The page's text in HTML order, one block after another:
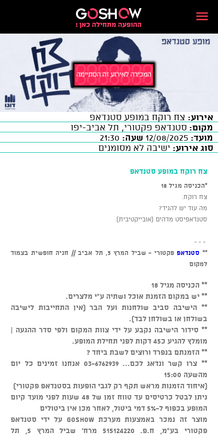
אירוע: צח רוקח במופע סטנדאפ
מקום: סטנדאפ פקטורי, תל אביב-יפו
מועד:
שעה:
סוג אירוע: ישיבה לא מסומנים
צח רוקח במופע סטנדאפ
*הכניסה מגיל 18
צח רוקח.
מה עוד יש להגיד?
סטנדאפיסט מדהים (אובייקטיבית)
- - -
** סטנדאפ
פקטורי - שביל המרץ 5, תל אביב // חניה חופשית בצמוד
למקום
** הכניסה מגיל 18
** יש במקום הזמנת אוכל ושתיה ע"י מלצרים.
** הישיבה סביב שולחנות ועל הבר (אין התחייבות לישיבה
בשולחן או בשולחן לבד).
** סידור הישיבה נקבע על ידי צוות המקום ולפי סדר ההגעה |
מומלץ להגיע כ45 דקות לפני תחילת המופע.
** הזמנתם בנפרד ורוצים לשבת ביחד ?
** צרו קשר ונדאג לכם... 03-6762939 אנחנו זמינים כל יום
מהשעה 15:00
(איחוד הזמנות מראש תקף רק לגבי הופעות בסטנדאפ פקטורי)
ניתן לבטל כרטיסים עד טווח זמן של 48 שעות לפני מועד קיום
המופע בכפוף ל-5% דמי ביטול, לאחר מכן אין ביטולים
מוצר זה נמכר באמצעות מערכת GOSHOW על ידי סטנדאפ
פקטורי בע"מ, ח.פ. 515124220 מרח' שביל המרץ 5, תל